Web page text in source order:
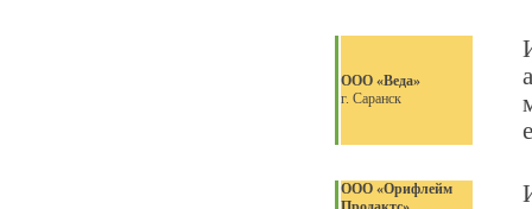
ООО «Веда»
г. Саранск
ООО «Орифлейм